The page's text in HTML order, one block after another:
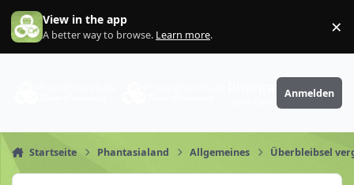
Zum Inhalt springen
View in the app
A better way to browse. Learn more. ×
PhantaFriends.de
Anmelden
Startseite Phantasialand Allgemeines Überbleibsel